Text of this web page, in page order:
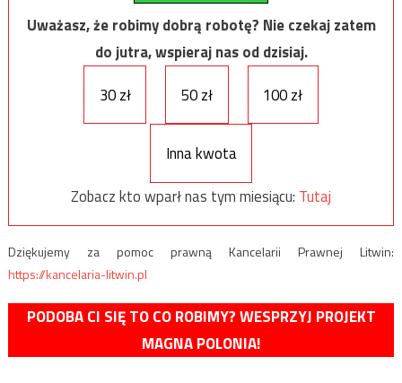
Uważasz, że robimy dobrą robotę? Nie czekaj zatem
do jutra, wspieraj nas od dzisiaj.
30 zł
50 zł 100 zł
Inna kwota
Zobacz kto wparł nas tym miesiącu: Tutaj
Dziękujemy za pomoc prawną Kancelarii Prawnej Litwin:
https://kancelaria-litwin.pl
PODOBA CI SIĘ TO CO ROBIMY? WESPRZYJ PROJEKT
MAGNA POLONIA!